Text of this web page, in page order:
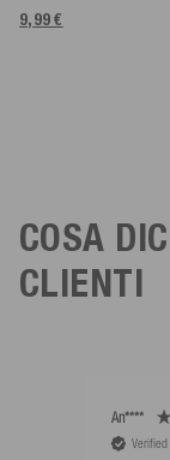
9,99 €
COSA
CLIENTI
An****